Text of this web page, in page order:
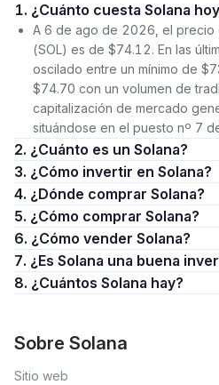
El proyecto también adopta los
prueba de historia (Proof of
participación(Proof of Stake -
rendimiento y la escalabilidad.
¿Qué es SOL?
Es la criptomoneda nativa de
pagar las tarifas de transacción e
inteligentes . La red Solana utiliza
deflacionaria. Al tener tokens
la red como validador.
Capitalización de
En la actualidad, SOL es una de
ocupa el sexto lugar en la lista de
1. ¿Cuánto cuesta Solana
A 6 de ago de 2026, el precio
(SOL) es de $74.12. En las
oscilado entre un mínimo de
$74.70 con un volumen de
capitalización de mercado
situándose en el puesto nº 7
2. ¿Cuánto es un Solana?
3. ¿Cómo invertir en Solana?
4. ¿Dónde comprar Solana?
5. ¿Cómo comprar Solana?
6. ¿Cómo vender Solana?
7. ¿Es Solana una buena
8. ¿Cuántos Solana hay?
Sobre Solana
Sitio web